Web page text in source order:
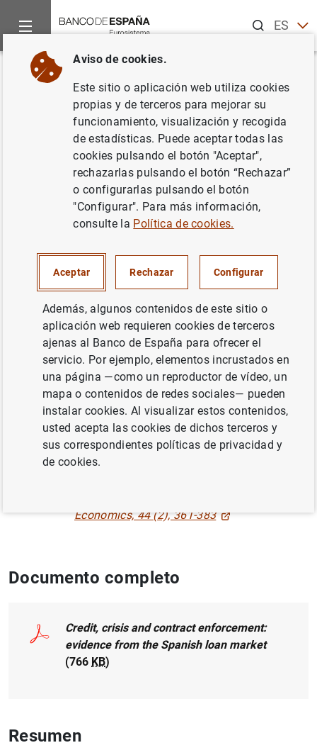
ESEN
Inicio Publicaciones
Volver
Credit, crisis and contract
enforcement: evidence from the
Spanish loan market
Martínez-Matute yMiguel García-Posada
Gómez
CRÉDITO
CRECIMIENTO ECONÓMICO Y CONVERGENCIA
SITUACIÓN ECONÓMICA
FINANZAS EMPRESARIALES
Economics, 44 (2), 361-383
Documento completo
Credit, crisis and contract enforcement:
evidence from the Spanish loan market
(766 KB)
Resumen
Aviso de cookies.
Este sitio o aplicación web utiliza cookies
propias y de terceros para mejorar su
funcionamiento, visualización y recogida
de estadísticas. Puede aceptar todas las
cookies pulsando el botón "Aceptar",
rechazarlas pulsando el botón “Rechazar”
o configurarlas pulsando el botón
"Configurar". Para más información,
consulte la Política de cookies.
Aceptar Rechazar Configurar
Además, algunos contenidos de este sitio o
aplicación web requieren cookies de terceros
ajenas al Banco de España para ofrecer el
servicio. Por ejemplo, elementos incrustados en
una página —como un reproductor de vídeo, un
mapa o contenidos de redes sociales— pueden
instalar cookies. Al visualizar estos contenidos,
usted acepta las cookies de dichos terceros y
sus correspondientes políticas de privacidad y
de cookies.